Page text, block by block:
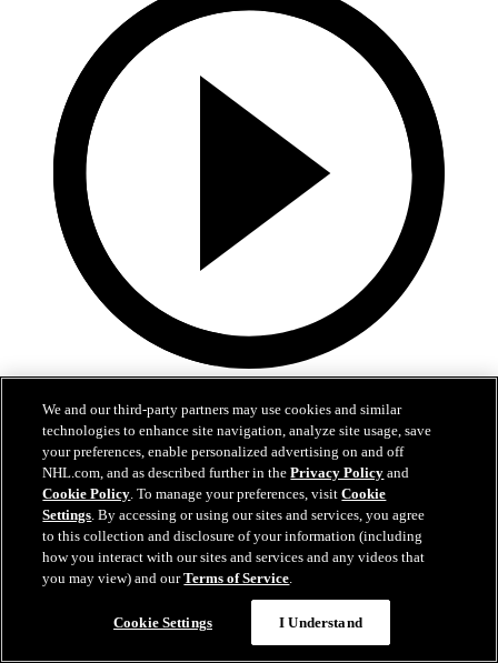
1:05
V češtině: Teč Gadjoviche po Noskově střele
Na Nova Sportu: Gadjovich tečoval pokus Noska
10. kvě 2025
We and our third-party partners may use cookies and similar
technologies to enhance site navigation, analyze site usage, save
your preferences, enable personalized advertising on and off
NHL.com, and as described further in thePrivacy Policy and
Cookie Policy. To manage your preferences, visitCookie
Settings. By accessing or using our sites and services, you agree
to this collection and disclosure of your information (including
how you interact with our sites and services and any videos that
you may view) and ourTerms of Service.
Cookie Settings I Understand